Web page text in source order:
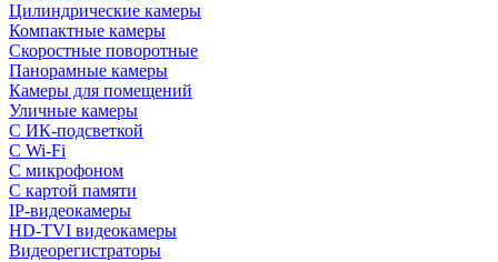
Цилиндрические камеры
Компактные камеры
Скоростные поворотные
Панорамные камеры
Камеры для помещений
Уличные камеры
С ИК-подсветкой
С Wi-Fi
С микрофоном
С картой памяти
IP-видеокамеры
HD-TVI видеокамеры
Видеорегистраторы